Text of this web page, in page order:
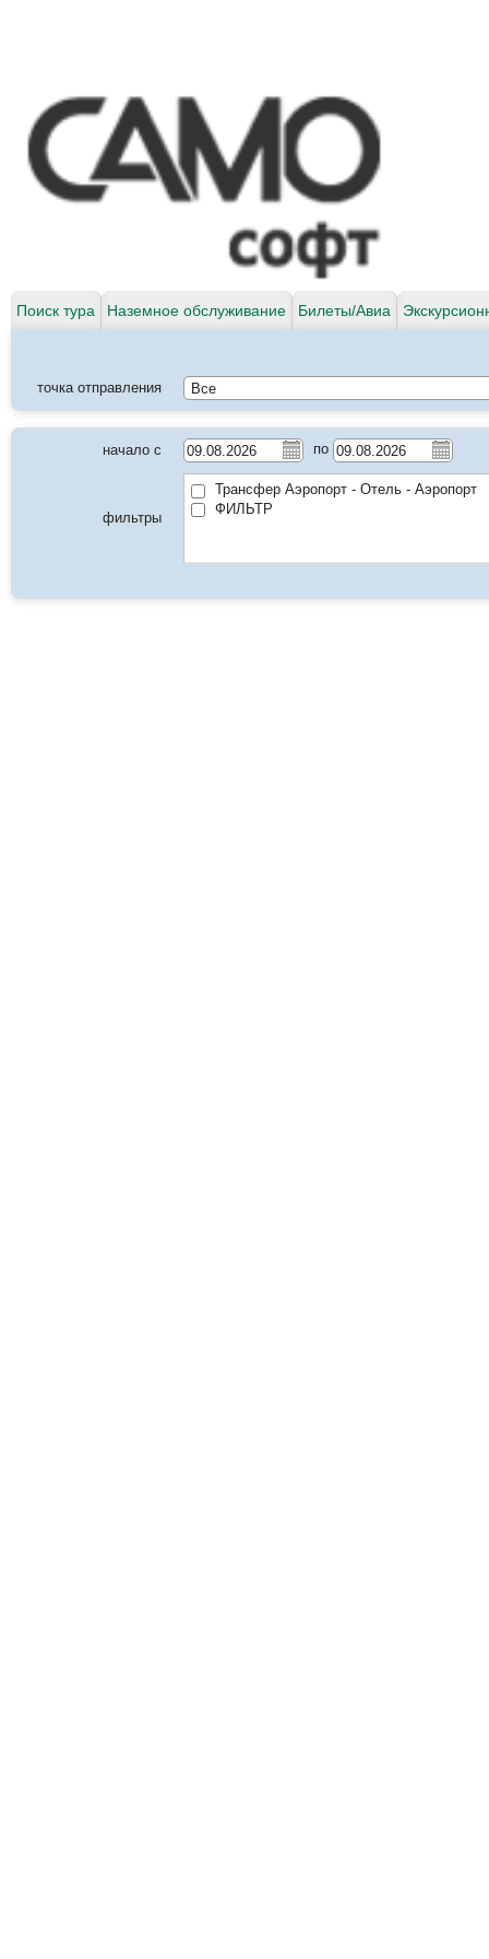
Поиск тура Наземное обслуживание Билеты/Авиа
точка отправления
начало с по
фильтры
Трансфер Аэропорт - Отель - Аэропорт
ФИЛЬТР